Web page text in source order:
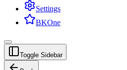
Settings
BKOne
Toggle Sidebar